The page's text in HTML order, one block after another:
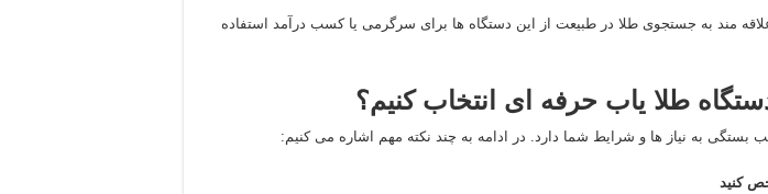
مند به جستجوی طلا در طبیعت از این دستگاه‌ ها برای سرگرمی یا کسب درآمد استفاده
طلا یاب حرفه‌ ای انتخاب کنیم؟
بستگی به نیاز ها و شرایط شما دارد. در ادامه به چند نکته مهم اشاره می‌ کنیم:
کنید